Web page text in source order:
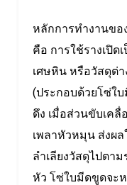
หลักการทำงานขอ
คือ การใช้รางเปิ
เศษหิน หรือวัสดุต่
(ประกอบด้วยโซ่ใ
ดึง เมื่อส่วนขับเคลื่
เพลาหัวหมุน ส่งผ
ลำเลียงวัสดุไปตา
หัว โซ่ใบมีดขูดจะ